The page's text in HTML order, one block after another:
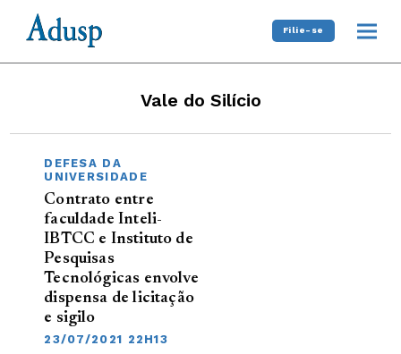
Filie-se
Vale do Silício
DEFESA DA
UNIVERSIDADE
Contrato entre
faculdade Inteli-
IBTCC e Instituto de
Pesquisas
Tecnológicas envolve
dispensa de licitação
e sigilo
23/07/2021 22H13